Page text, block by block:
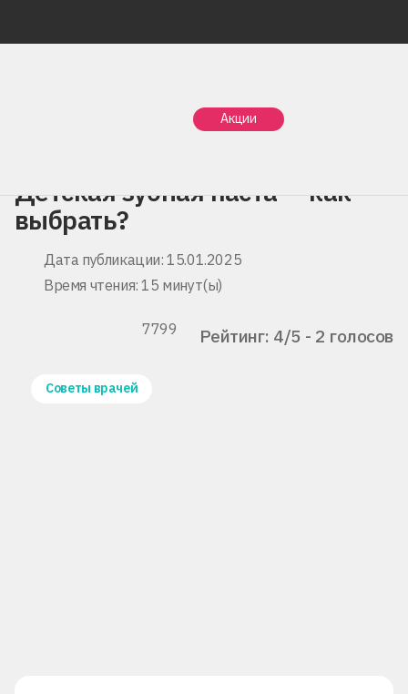
Акции
Детская зубная паста — как выбрать?
Детская зубная паста — как
выбрать?
Дата публикации: 15.01.2025
Время чтения: 15 минут(ы)
7799 Рейтинг: 4/5 - 2 голосов
Советы врачей